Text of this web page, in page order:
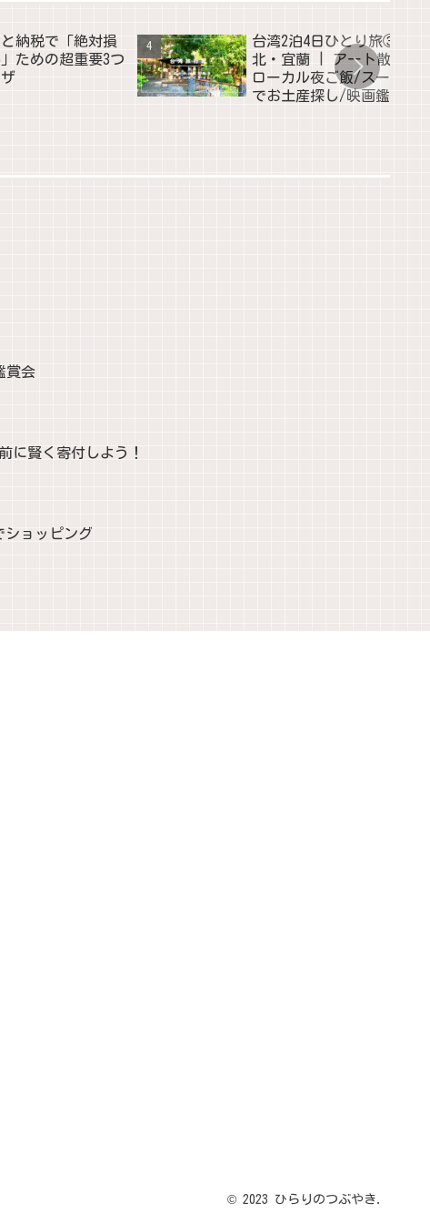
納税で「絶対損
ための超重要3つ
台湾2泊4日ひとり旅③台
北・宜蘭 | アート散策/
ローカル夜ご飯/スーパー
でお土産探し/映画鑑賞会
賞会
に賢く寄付しよう！
ョッピング
© 2023 ひらりのつぶやき.